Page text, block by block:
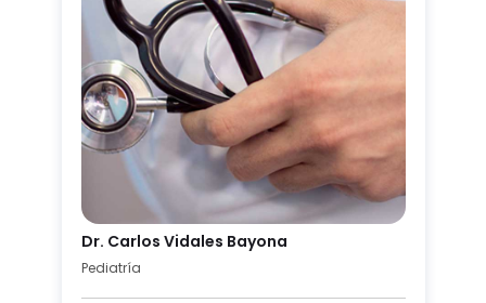
Dr. Carlos Vidales Bayona
Pediatría